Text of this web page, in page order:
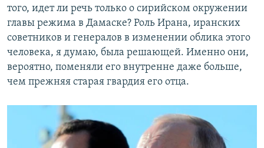
того, идет ли речь только о сирийском окружении
главы режима в Дамаске? Роль Ирана, иранских
советников и генералов в изменении облика этого
человека, я думаю, была решающей. Именно они,
вероятно, поменяли его внутренне даже больше,
чем прежняя старая гвардия его отца.